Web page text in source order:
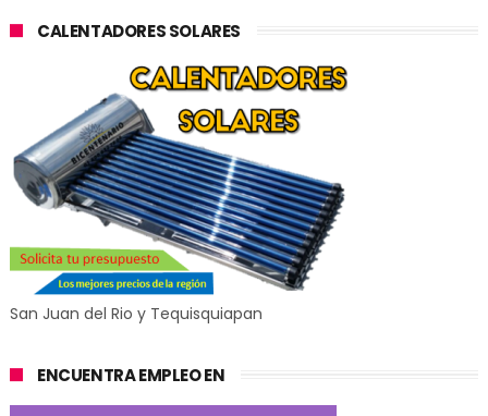
CALENTADORES SOLARES
San Juan del Rio y Tequisquiapan
ENCUENTRA EMPLEO EN